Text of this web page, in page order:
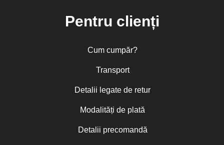
Pentru clienți
Cum cumpăr?
Transport
Detalii legate de retur
Modalități de plată
Detalii precomandă